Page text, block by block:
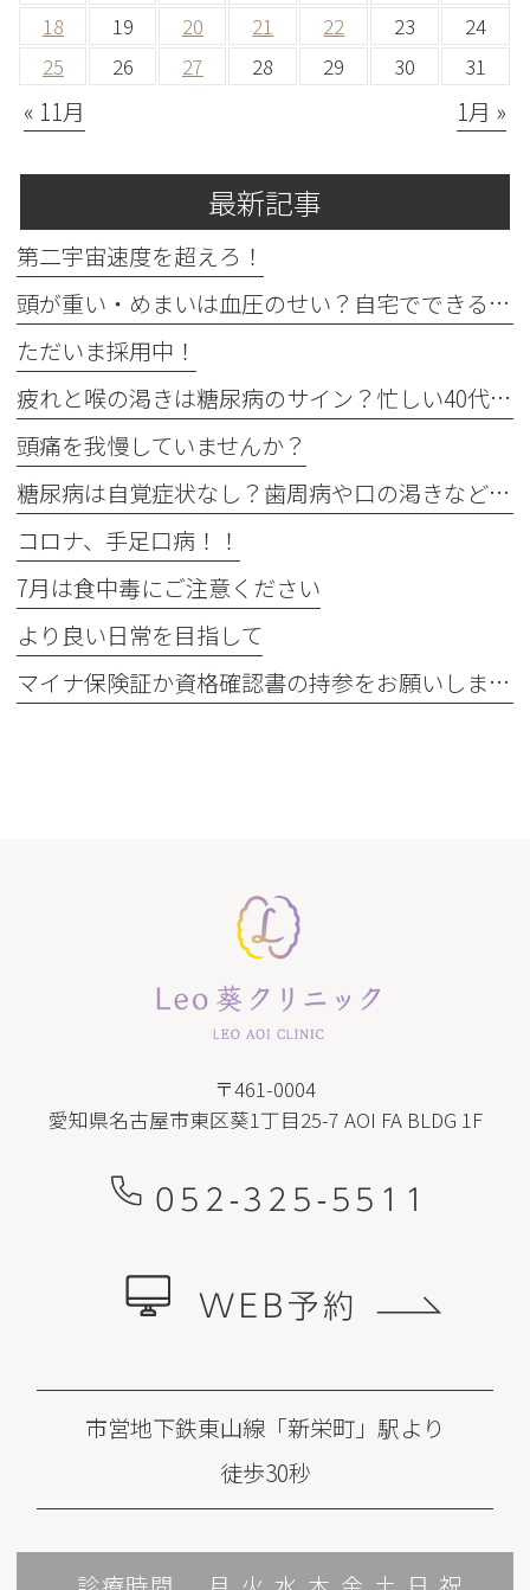
18
19 20 21 22 23
24
25
26 27 28 29 30 31
« 11月 1月 »
最新記事
第二宇宙速度を超えろ！
頭が重い・めまいは血圧のせい？自宅でできる確認法と受診目安
ただいま採用中！
疲れと喉の渇きは糖尿病のサイン？忙しい40代の受診目安
頭痛を我慢していませんか？
糖尿病は自覚症状なし？歯周病や口の渇きなど初期サイン5つと数値
コロナ、手足口病！！
7月は食中毒にご注意ください
より良い日常を目指して
マイナ保険証か資格確認書の持参をお願いします
〒461-0004
愛知県名古屋市東区葵1丁目25-7 AOI FA BLDG 1F
052-325-5511
WEB予約
市営地下鉄東山線「新栄町」駅より
徒歩30秒